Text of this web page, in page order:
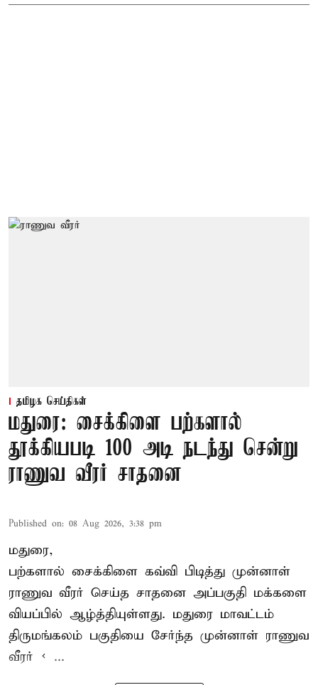
தமிழக செய்திகள்
மதுரை: சைக்கிளை பற்களால்
தூக்கியபடி 100 அடி நடந்து சென்று
ராணுவ வீரர் சாதனை
Published on: 08 Aug 2026, 3:38 pm
மதுரை,
பற்களால் சைக்கிளை கவ்வி பிடித்து முன்னாள்
ராணுவ வீரர் செய்த சாதனை அப்பகுதி மக்களை
வியப்பில் ஆழ்த்தியுள்ளது. மதுரை மாவட்டம்
திருமங்கலம் பகுதியை சேர்ந்த முன்னாள் ராணுவ
வீரர் < ...